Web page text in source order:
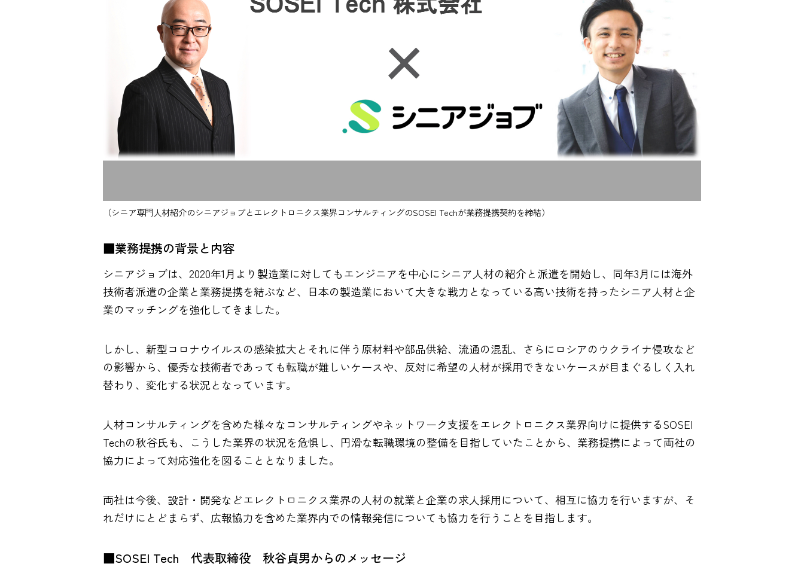
（シニア専門人材紹介のシニアジョブとエレクトロニクス業界コンサルティングのSOSEI Techが業務提携契約を締結）
■業務提携の背景と内容
シニアジョブは、2020年1月より製造業に対してもエンジニアを中心にシニア人材の紹介と派遣を開始し、同年3月には海外
技術者派遣の企業と業務提携を結ぶなど、日本の製造業において大きな戦力となっている高い技術を持ったシニア人材と企
業のマッチングを強化してきました。
しかし、新型コロナウイルスの感染拡大とそれに伴う原材料や部品供給、流通の混乱、さらにロシアのウクライナ侵攻など
の影響から、優秀な技術者であっても転職が難しいケースや、反対に希望の人材が採用できないケースが目まぐるしく入れ
替わり、変化する状況となっています。
人材コンサルティングを含めた様々なコンサルティングやネットワーク支援をエレクトロニクス業界向けに提供するSOSEI
Techの秋谷氏も、こうした業界の状況を危惧し、円滑な転職環境の整備を目指していたことから、業務提携によって両社の
協力によって対応強化を図ることとなりました。
両社は今後、設計・開発などエレクトロニクス業界の人材の就業と企業の求人採用について、相互に協力を行いますが、そ
れだけにとどまらず、広報協力を含めた業界内での情報発信についても協力を行うことを目指します。
■SOSEI Tech 代表取締役 秋谷貞男からのメッセージ